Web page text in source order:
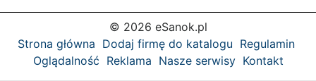
© 2026 eSanok.pl
Strona główna Dodaj firmę do katalogu Regulamin
Oglądalność Reklama Nasze serwisy Kontakt